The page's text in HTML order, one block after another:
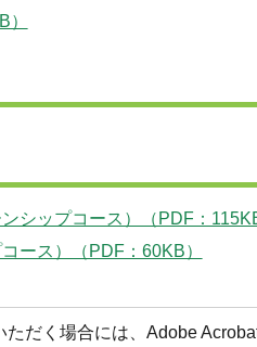
シップコース）（PDF：
ース）（PDF：60KB）
だく場合には、Adobe